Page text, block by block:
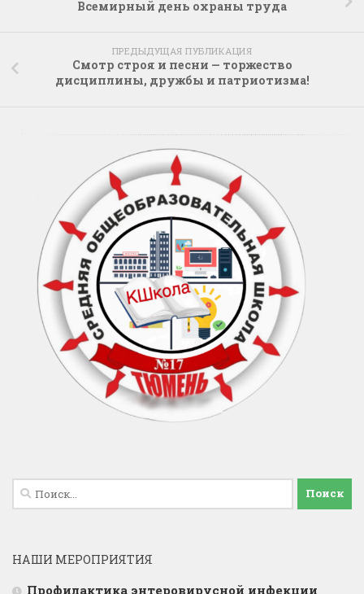
Всемирный день охраны труда
ПРЕДЫДУЩАЯ ПУБЛИКАЦИЯ
Смотр строя и песни — торжество
дисциплины, дружбы и патриотизма!
Найти:
НАШИ МЕРОПРИЯТИЯ
Профилактика энтеровирусной инфекции